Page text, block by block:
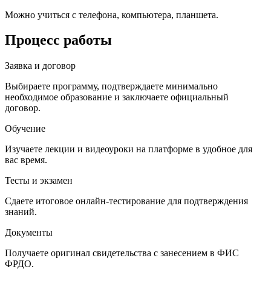
Можно учиться с телефона, компьютера, планшета.
Процесс работы
Заявка и договор
Выбираете программу, подтверждаете минимально
необходимое образование и заключаете официальный
договор.
Обучение
Изучаете лекции и видеоуроки на платформе в удобное для
вас время.
Тесты и экзамен
Сдаете итоговое онлайн-тестирование для подтверждения
знаний.
Документы
Получаете оригинал свидетельства с занесением в ФИС
ФРДО.